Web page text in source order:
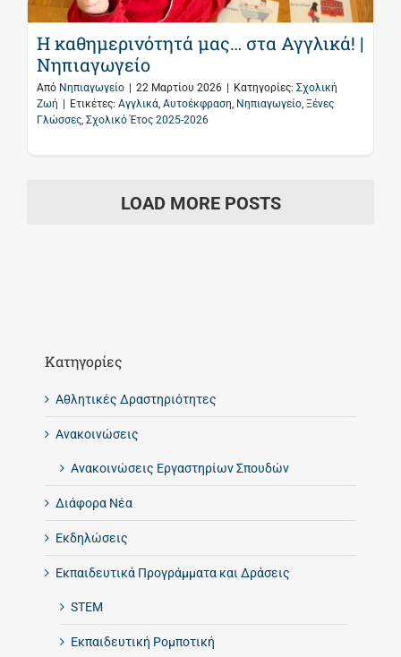
Η καθημερινότητά μας… στα Αγγλικά! |
Νηπιαγωγείο
Από Νηπιαγωγείο 22 Μαρτίου 2026 Κατηγορίες: Σχολική
Ζωή
Ετικέτες: Αγγλικά, Αυτοέκφραση, Νηπιαγωγείο, Ξένες
Γλώσσες, Σχολικό Έτος 2025-2026
LOAD MORE POSTS
Kατηγορίες
Αθλητικές Δραστηριότητες
Ανακοινώσεις
Ανακοινώσεις Εργαστηρίων Σπουδών
Διάφορα Νέα
Εκδηλώσεις
Εκπαιδευτικά Προγράμματα και Δράσεις
STEM
Εκπαιδευτική Ρομποτική